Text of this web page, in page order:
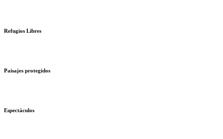
Refugios Libres
Paisajes protegidos
Espectáculos